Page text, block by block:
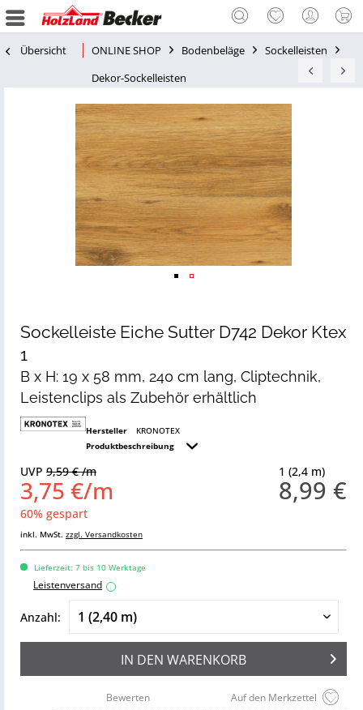
Übersicht ONLINE SHOP Bodenbeläge
Sockelleisten
Dekor-Sockelleisten
Sockelleiste Eiche Sutter D742 Dekor Ktex
1
B x H: 19 x 58 mm, 240 cm lang, Cliptechnik,
Leistenclips als Zubehör erhältlich
Hersteller
KRONOTEX
Produktbeschreibung
1 (2,4 m)
8,99 €
UVP 9,59 € /m
3,75 €/m
60% gespart
inkl. MwSt. zzgl. Versandkosten
Lieferzeit: 7 bis 10 Werktage
Leistenversand i
Anzahl:
IN DEN WARENKORB
Auf den Merkzettel
Bewerten